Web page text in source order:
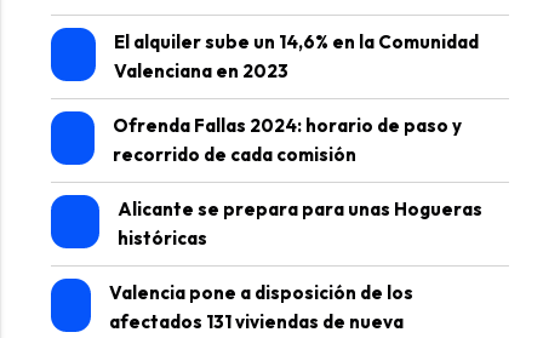
El alquiler sube un 14,6% en la Comunidad
Valenciana en 2023
Ofrenda Fallas 2024: horario de paso y
recorrido de cada comisión
Alicante se prepara para unas Hogueras
históricas
Valencia pone a disposición de los
afectados 131 viviendas de nueva